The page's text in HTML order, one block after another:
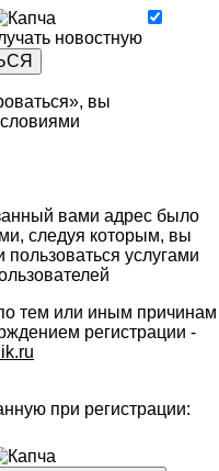
новостную
вы
вами адрес было
следуя которым, вы
пользоваться услугами
тем или иным причинам
регистрации -
при регистрации: